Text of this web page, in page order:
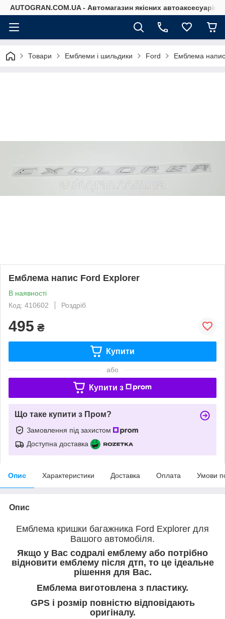
AUTOGRAN.COM.UA - Автомагазин якісних автоаксесуарів
Товари Емблеми і шильдики Ford Емблема
Емблема напис Ford Explorer
В наявності
Код: 410602
Роздріб
495 ₴
Купити
або
Купити з
Що таке купити з Пром?
Замовлення під захистом
Доступна доставка
Опис Характеристики Доставка Оплата Умови
Опис
Емблема кришки багажника Ford Explorer для
Вашого автомобіля.
Якщо у Вас содралі емблему або потрібно
відновити емблему після дтп, то це ідеальне
рішення для Вас.
Емблема виготовлена з пластику.
GPS і розмір повністю відповідають
оригіналу.